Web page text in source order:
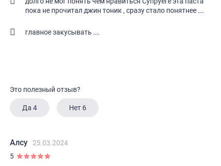
пока не прочитал джин тоник , сразу стало понятнее ….
главное закусывать ….
Это полезный отзыв?
Да 4 Нет 6
Алсу
25.03.2024
5